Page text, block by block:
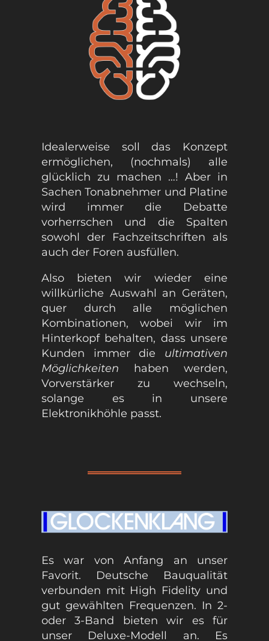
Idealerweise soll das Konzept
ermöglichen, (nochmals) alle
glücklich zu machen …! Aber in
Sachen Tonabnehmer und Platine
wird immer die Debatte
vorherrschen und die Spalten
sowohl der Fachzeitschriften als
auch der Foren ausfüllen.
Also bieten wir wieder eine
willkürliche Auswahl an Geräten,
quer durch alle möglichen
Kombinationen, wobei wir im
Hinterkopf behalten, dass unsere
Kunden immer die ultimativen
Möglichkeiten haben werden,
Vorverstärker zu wechseln,
solange es in unsere
Elektronikhöhle passt.
Es war von Anfang an unser
Favorit. Deutsche Bauqualität
verbunden mit High Fidelity und
gut gewählten Frequenzen. In 2-
oder 3-Band bieten wir es für
unser Deluxe-Modell an. Es